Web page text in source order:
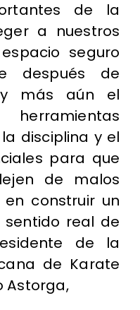
de la
a nuestros
seguro
después de
y más aún el
disciplina y el
para que
de malos
construir un
sentido real de
de la
de Karate
Astorga,